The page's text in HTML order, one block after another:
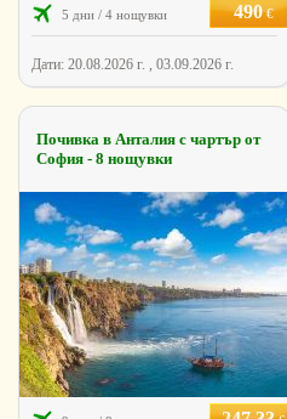
5 дни / 4 нощувки 490€
Дати: 20.08.2026 г. , 03.09.2026 г.
Почивка в Анталия с чартър от
София - 8 нощувки